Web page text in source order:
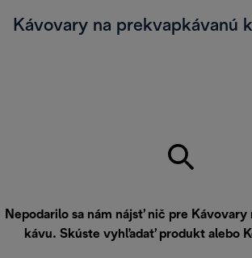
Kávovary na prekvapkávanú
Nepodarilo sa nám nájsť nič pre Kávovary
kávu. Skúste vyhľadať produkt alebo